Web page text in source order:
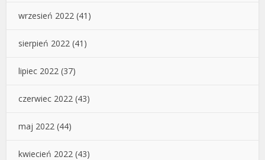
wrzesień 2022 (41)
sierpień 2022 (41)
lipiec 2022 (37)
czerwiec 2022 (43)
maj 2022 (44)
kwiecień 2022 (43)